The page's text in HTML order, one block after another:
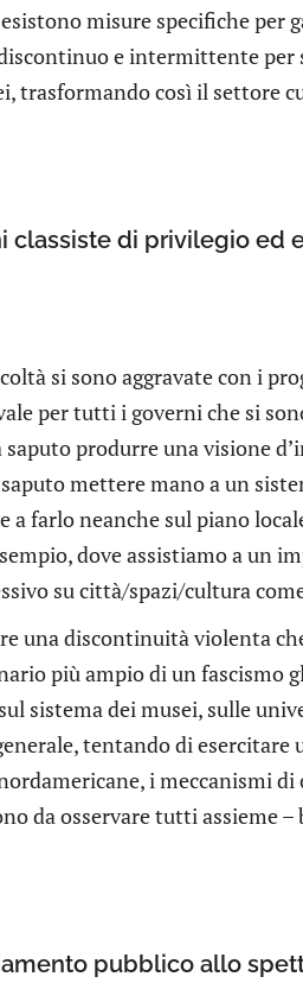
misure specifiche
e intermittente
trasformando così il settore
classiste di privilegio ed
si sono aggravate con i
per tutti i governi che si
produrre una visione
mettere mano a un
a farlo neanche sul piano
dove assistiamo a un
su città/spazi/cultura
una discontinuità violenta
più ampio di un fascismo
sistema dei musei, sulle
tentando di esercitare
i meccanismi
da osservare tutti assieme
pubblico allo